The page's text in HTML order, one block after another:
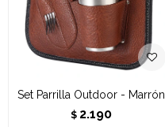
Set Parrilla Outdoor - Marrón
$ 2.190